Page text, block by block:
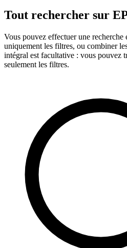
Tout rechercher sur
Vous pouvez effectuer une
uniquement les filtres, ou combiner
intégral est facultative : vous pouvez
seulement les filtres.